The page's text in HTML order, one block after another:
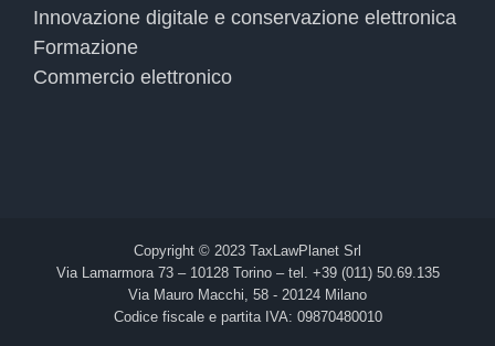
Innovazione digitale e conservazione elettronica
Formazione
Commercio elettronico
Copyright © 2023 TaxLawPlanet Srl
Via Lamarmora 73 – 10128 Torino – tel. +39 (011) 50.69.135
Via Mauro Macchi, 58 - 20124 Milano
Codice fiscale e partita IVA: 09870480010